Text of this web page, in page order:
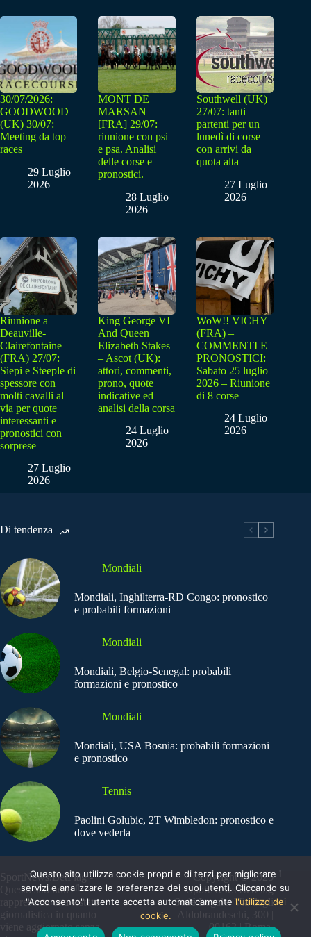
30/07/2026:
GOODWOOD
(UK) 30/07:
Meeting da top
races
29 Luglio
2026
MONT DE
MARSAN
[FRA] 29/07:
riunione con psi
e psa. Analisi
delle corse e
pronostici.
28 Luglio
2026
Southwell (UK)
27/07: tanti
partenti per un
lunedì di corse
con arrivi da
quota alta
27 Luglio
2026
Riunione a
Deauville-
Clairefontaine
(FRA) 27/07:
Siepi e Steeple di
spessore con
molti cavalli al
via per quote
interessanti e
pronostici con
sorprese
27 Luglio
2026
King George VI
And Queen
Elizabeth Stakes
– Ascot (UK):
attori, commenti,
prono, quote
indicative ed
analisi della corsa
24 Luglio
2026
WoW!! VICHY
(FRA) –
COMMENTI E
PRONOSTICI:
Sabato 25 luglio
2026 – Riunione
di 8 corse
24 Luglio
2026
Di tendenza
Mondiali
Mondiali, Inghilterra-RD Congo: pronostico
e probabili formazioni
Mondiali
Mondiali, Belgio-Senegal: probabili
formazioni e pronostico
Mondiali
Mondiali, USA Bosnia: probabili formazioni
e pronostico
Tennis
Paolini Golubic, 2T Wimbledon: pronostico e
dove vederla
SportNews.BetFlag -
Questo sito non
rappresenta una testata
giornalistica in quanto
viene aggiornato senza
Copyright © 2025
SportNews BetFlag
Sede Legale: Via degli
Aldobrandeschi, 300 |
00163 | Roma
Questo sito utilizza cookie propri e di terzi per migliorare i
servizi e analizzare le preferenze dei suoi utenti. Cliccando su
"Acconsento" l'utente accetta automaticamente l'utilizzo dei
cookie.